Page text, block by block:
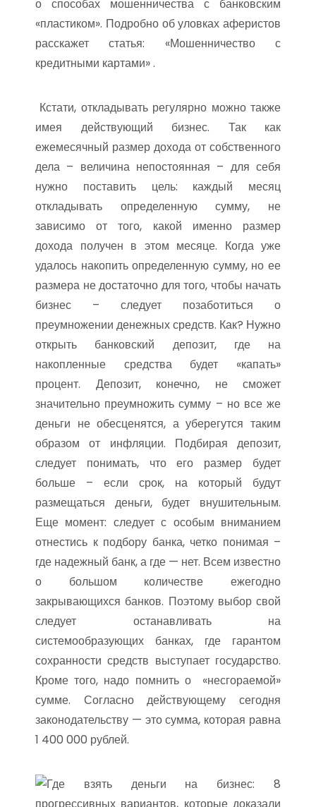
о способах мошенничества с банковским
«пластиком». Подробно об уловках аферистов
расскажет статья: «Мошенничество с
кредитными картами» .
Кстати, откладывать регулярно можно также
имея действующий бизнес. Так как
ежемесячный размер дохода от собственного
дела – величина непостоянная – для себя
нужно поставить цель: каждый месяц
откладывать определенную сумму, не
зависимо от того, какой именно размер
дохода получен в этом месяце. Когда уже
удалось накопить определенную сумму, но ее
размера не достаточно для того, чтобы начать
бизнес – следует позаботиться о
преумножении денежных средств. Как? Нужно
открыть банковский депозит, где на
накопленные средства будет «капать»
процент. Депозит, конечно, не сможет
значительно преумножить сумму – но все же
деньги не обесценятся, а уберегутся таким
образом от инфляции. Подбирая депозит,
следует понимать, что его размер будет
больше – если срок, на который будут
размещаться деньги, будет внушительным.
Еще момент: следует с особым вниманием
отнестись к подбору банка, четко понимая –
где надежный банк, а где — нет. Всем известно
о большом количестве ежегодно
закрывающихся банков. Поэтому выбор свой
следует останавливать на
системообразующих банках, где гарантом
сохранности средств выступает государство.
Кроме того, надо помнить о «несгораемой»
сумме. Согласно действующему сегодня
законодательству — это сумма, которая равна
1 400 000 рублей.